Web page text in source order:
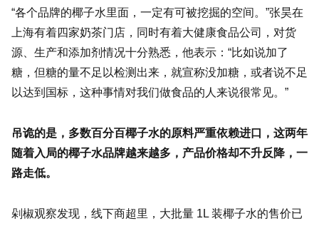
“各个品牌的椰子水里面，一定有可被挖掘的空间。”张昊在
上海有着四家奶茶门店，同时有着大健康食品公司，对货
源、生产和添加剂情况十分熟悉，他表示：“比如说加了
糖，但糖的量不足以检测出来，就宣称没加糖，或者说不足
以达到国标，这种事情对我们做食品的人来说很常见。”
吊诡的是，多数百分百椰子水的原料严重依赖进口，这两年
随着入局的椰子水品牌越来越多，产品价格却不升反降，一
路走低。
剁椒观察发现，线下商超里，大批量 1L 装椰子水的售价已